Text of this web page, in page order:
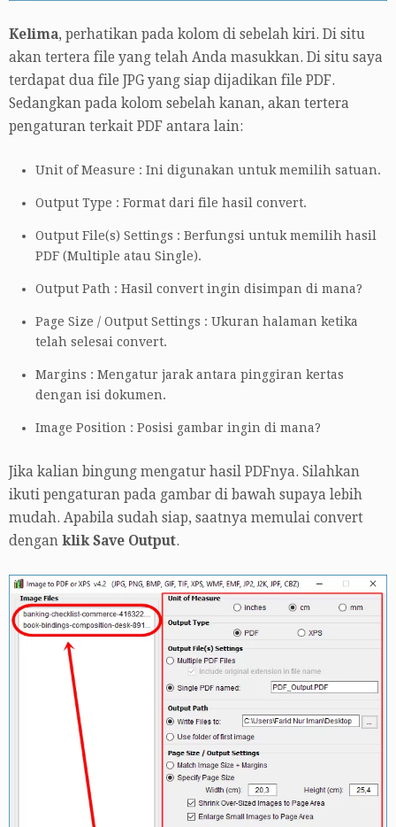
Kelima, perhatikan pada kolom di sebelah kiri. Di situ
akan tertera file yang telah Anda masukkan. Di situ saya
terdapat dua file JPG yang siap dijadikan file PDF.
Sedangkan pada kolom sebelah kanan, akan tertera
pengaturan terkait PDF antara lain:
Unit of Measure : Ini digunakan untuk memilih satuan.
Output Type : Format dari file hasil convert.
Output File(s) Settings : Berfungsi untuk memilih hasil
PDF (Multiple atau Single).
Output Path : Hasil convert ingin disimpan di mana?
Page Size / Output Settings : Ukuran halaman ketika
telah selesai convert.
Margins : Mengatur jarak antara pinggiran kertas
dengan isi dokumen.
Image Position : Posisi gambar ingin di mana?
Jika kalian bingung mengatur hasil PDFnya. Silahkan
ikuti pengaturan pada gambar di bawah supaya lebih
mudah. Apabila sudah siap, saatnya memulai convert
dengan klik Save Output.